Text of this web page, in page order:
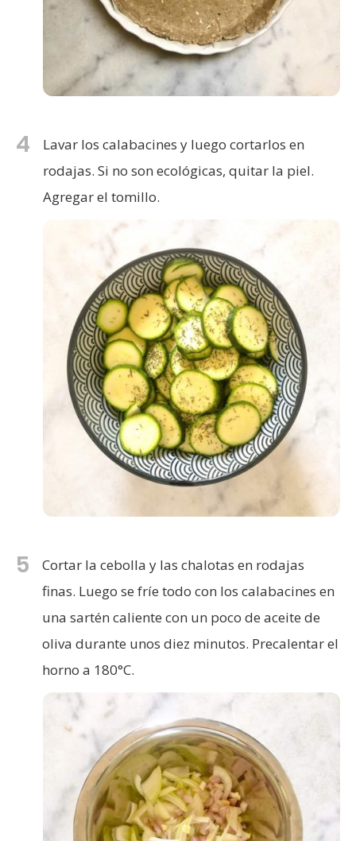
4
Lavar los calabacines y luego cortarlos en
rodajas. Si no son ecológicas, quitar la piel.
Agregar el tomillo.
5
Cortar la cebolla y las chalotas en rodajas
finas. Luego se fríe todo con los calabacines en
una sartén caliente con un poco de aceite de
oliva durante unos diez minutos. Precalentar el
horno a 180°C.